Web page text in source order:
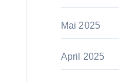
Mai 2025
April 2025